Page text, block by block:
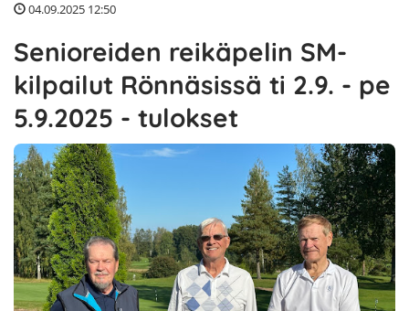
04.09.2025 12:50
Senioreiden reikäpelin SM-
kilpailut Rönnäsissä ti 2.9. - pe
5.9.2025 - tulokset